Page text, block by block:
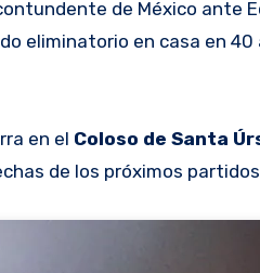
de México ante
eliminatorio en casa en 40
en el Coloso de Santa
de los próximos